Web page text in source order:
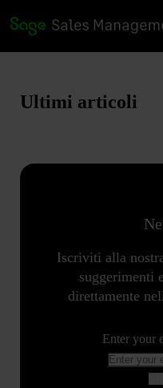
Ultimi articoli
Iscriviti alla
suggerimenti
direttamente
Enter your